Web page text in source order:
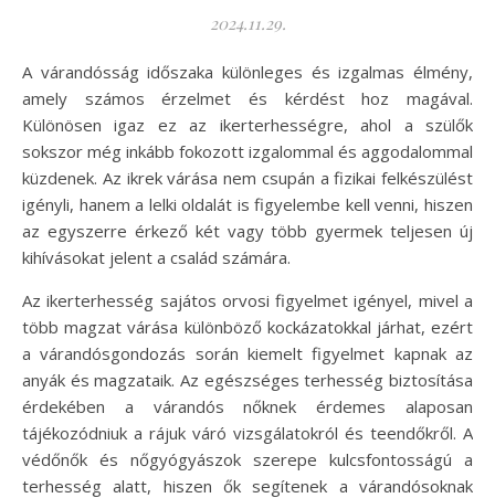
2024.11.29.
A várandósság időszaka különleges és izgalmas élmény,
amely számos érzelmet és kérdést hoz magával.
Különösen igaz ez az ikerterhességre, ahol a szülők
sokszor még inkább fokozott izgalommal és aggodalommal
küzdenek. Az ikrek várása nem csupán a fizikai felkészülést
igényli, hanem a lelki oldalát is figyelembe kell venni, hiszen
az egyszerre érkező két vagy több gyermek teljesen új
kihívásokat jelent a család számára.
Az ikerterhesség sajátos orvosi figyelmet igényel, mivel a
több magzat várása különböző kockázatokkal járhat, ezért
a várandósgondozás során kiemelt figyelmet kapnak az
anyák és magzataik. Az egészséges terhesség biztosítása
érdekében a várandós nőknek érdemes alaposan
tájékozódniuk a rájuk váró vizsgálatokról és teendőkről. A
védőnők és nőgyógyászok szerepe kulcsfontosságú a
terhesség alatt, hiszen ők segítenek a várandósoknak